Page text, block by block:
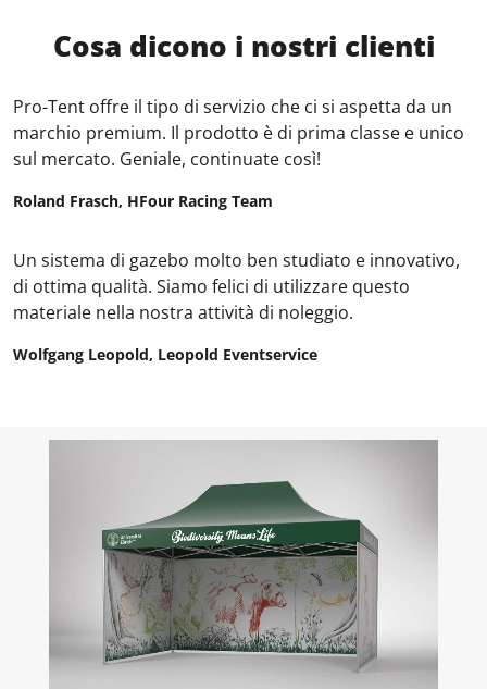
Cosa dicono i nostri clienti
Pro-Tent offre il tipo di servizio che ci si aspetta da un
marchio premium. Il prodotto è di prima classe e unico
sul mercato. Geniale, continuate così!
Roland Frasch, HFour Racing Team
Un sistema di gazebo molto ben studiato e innovativo,
di ottima qualità. Siamo felici di utilizzare questo
materiale nella nostra attività di noleggio.
Wolfgang Leopold, Leopold Eventservice